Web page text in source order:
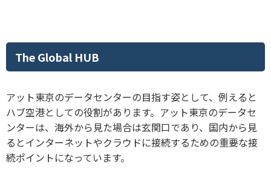
The Global HUB
アット東京のデータセンターの目指す姿として、例えると
ハブ空港としての役割があります。アット東京のデータセ
ンターは、海外から見た場合は玄関口であり、国内から見
るとインターネットやクラウドに接続するための重要な接
続ポイントになっています。